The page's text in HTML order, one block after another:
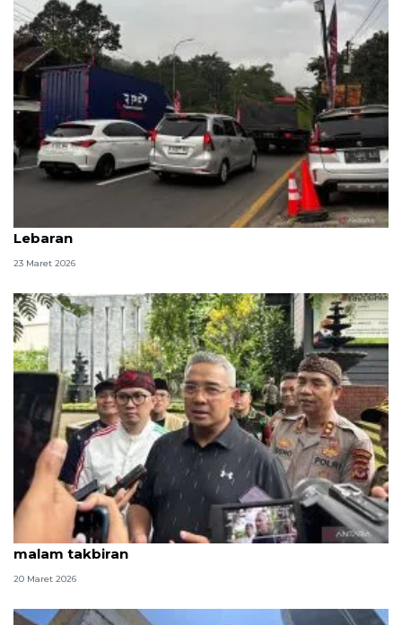
Polda Jabar: Arus kendaraan naik saat libur
Lebaran
23 Maret 2026
Pemkot Bandung batasi waktu PKL berjualan saat
malam takbiran
20 Maret 2026